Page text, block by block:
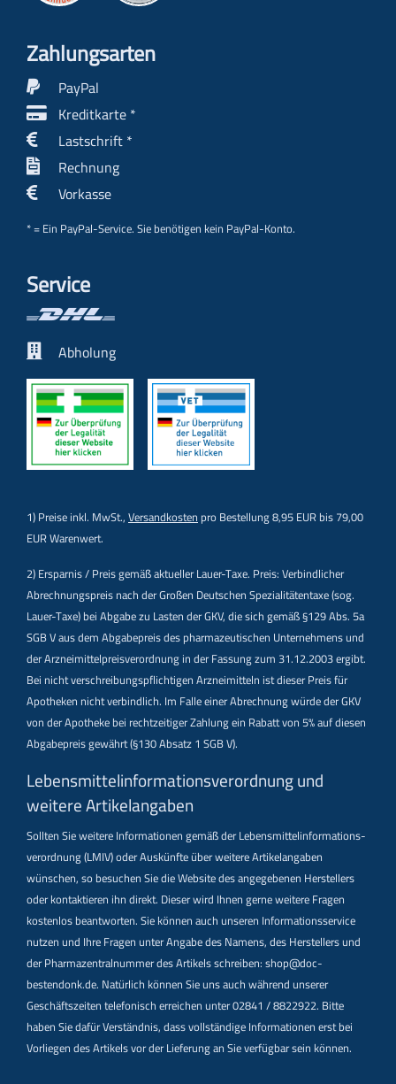
Zahlungs­arten
PayPal
Kreditkarte *
Lastschrift *
Rechnung
Vorkasse
* = Ein PayPal-Service. Sie benötigen kein PayPal-Konto.
Service
Abholung
1) Preise inkl. MwSt.,Versandkosten pro Bestellung 8,95 EUR bis 79,00
EUR Warenwert.
2) Ersparnis / Preis gemäß aktueller Lauer-Taxe. Preis: Verbindlicher
Abrechnungspreis nach der Großen Deutschen Spezialitätentaxe (sog.
Lauer-Taxe) bei Abgabe zu Lasten der GKV, die sich gemäß §129 Abs. 5a
SGB V aus dem Abgabepreis des pharmazeutischen Unternehmens und
der Arzneimittelpreisverordnung in der Fassung zum 31.12.2003 ergibt.
Bei nicht verschreibungspflichtigen Arzneimitteln ist dieser Preis für
Apotheken nicht verbindlich. Im Falle einer Abrechnung würde der GKV
von der Apotheke bei rechtzeitiger Zahlung ein Rabatt von 5% auf diesen
Abgabepreis gewährt (§130 Absatz 1 SGB V).
Lebensmittel­informations­verordnung und
weitere Artikelangaben
Sollten Sie weitere Informationen gemäß der Lebensmittel­informations­
verordnung (LMIV) oder Auskünfte über weitere Artikelangaben
wünschen, so besuchen Sie die Website des angegebenen Herstellers
oder kontaktieren ihn direkt. Dieser wird Ihnen gerne weitere Fragen
kostenlos beantworten. Sie können auch unseren Informationsservice
nutzen und Ihre Fragen unter Angabe des Namens, des Herstellers und
der Pharmazentralnummer des Artikels schreiben: shop@doc-
bestendonk.de. Natürlich können Sie uns auch während unserer
Geschäftszeiten telefonisch erreichen unter 02841 / 8822922. Bitte
haben Sie dafür Verständnis, dass vollständige Informationen erst bei
Vorliegen des Artikels vor der Lieferung an Sie verfügbar sein können.